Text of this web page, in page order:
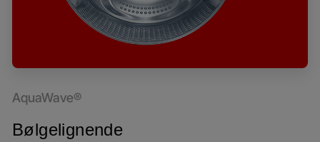
AquaWave®
Bølgelignende